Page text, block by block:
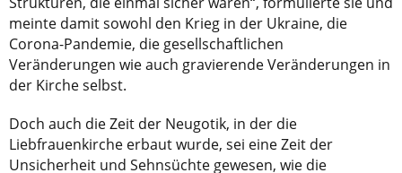
meinte damit sowohl den Krieg in der Ukraine, die
Corona-Pandemie, die gesellschaftlichen
Veränderungen wie auch gravierende Veränderungen in
der Kirche selbst.
Doch auch die Zeit der Neugotik, in der die
Liebfrauenkirche erbaut wurde, sei eine Zeit der
Unsicherheit und Sehnsüchte gewesen, wie die